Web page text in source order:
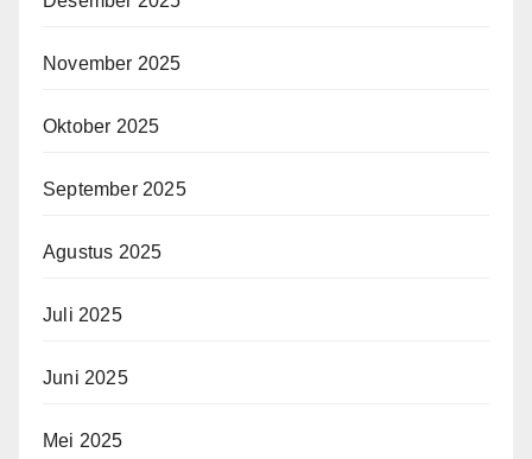
November 2025
Oktober 2025
September 2025
Agustus 2025
Juli 2025
Juni 2025
Mei 2025